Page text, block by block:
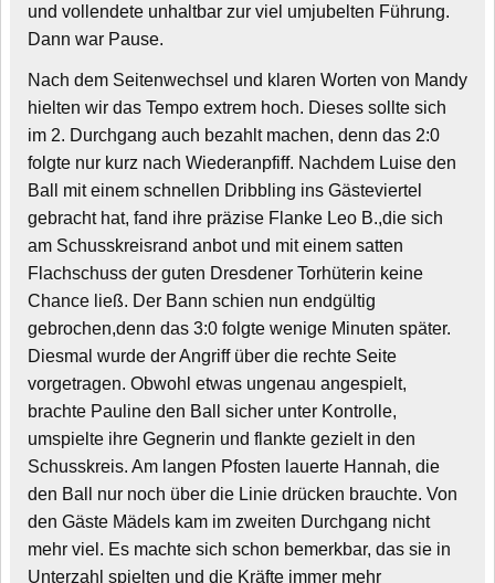
und vollendete unhaltbar zur viel umjubelten Führung.
Dann war Pause.
Nach dem Seitenwechsel und klaren Worten von Mandy
hielten wir das Tempo extrem hoch. Dieses sollte sich
im 2. Durchgang auch bezahlt machen, denn das 2:0
folgte nur kurz nach Wiederanpfiff. Nachdem Luise den
Ball mit einem schnellen Dribbling ins Gästeviertel
gebracht hat, fand ihre präzise Flanke Leo B.,die sich
am Schusskreisrand anbot und mit einem satten
Flachschuss der guten Dresdener Torhüterin keine
Chance ließ. Der Bann schien nun endgültig
gebrochen,denn das 3:0 folgte wenige Minuten später.
Diesmal wurde der Angriff über die rechte Seite
vorgetragen. Obwohl etwas ungenau angespielt,
brachte Pauline den Ball sicher unter Kontrolle,
umspielte ihre Gegnerin und flankte gezielt in den
Schusskreis. Am langen Pfosten lauerte Hannah, die
den Ball nur noch über die Linie drücken brauchte. Von
den Gäste Mädels kam im zweiten Durchgang nicht
mehr viel. Es machte sich schon bemerkbar, das sie in
Unterzahl spielten und die Kräfte immer mehr